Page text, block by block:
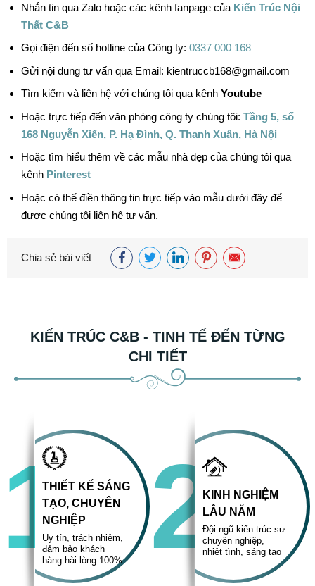
Nhắn tin qua Zalo hoặc các kênh fanpage của Kiến Trúc Nội
Thất C&B
Gọi điện đến số hotline của Công ty: 0337 000 168
Gửi nội dung tư vấn qua Email: kientruccb168@gmail.com
Tìm kiếm và liên hệ với chúng tôi qua kênh Youtube
Hoặc trực tiếp đến văn phòng công ty chúng tôi: Tầng 5, số
168 Nguyễn Xiển, P. Hạ Đình, Q. Thanh Xuân, Hà Nội
Hoặc tìm hiểu thêm về các mẫu nhà đẹp của chúng tôi qua
kênh Pinterest
Hoặc có thể điền thông tin trực tiếp vào mẫu dưới đây để
được chúng tôi liên hệ tư vấn.
Chia sẻ bài viết
KIẾN TRÚC C&B - TINH TẾ ĐẾN TỪNG
CHI TIẾT
1THIẾT KẾ SÁNG
TẠO, CHUYÊN
NGHIỆP
Uy tín, trách nhiệm,
đảm bảo khách
hàng hài lòng 100%
2KINH NGHIỆM
LÂU NĂM
Đội ngũ kiến trúc sư
chuyên nghiệp,
nhiệt tình, sáng tạo